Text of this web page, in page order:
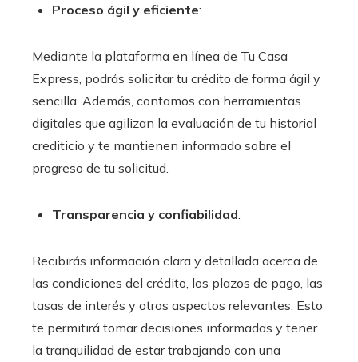
Proceso ágil y eficiente:
Mediante la plataforma en línea de Tu Casa
Express, podrás solicitar tu crédito de forma ágil y
sencilla. Además, contamos con herramientas
digitales que agilizan la evaluación de tu historial
crediticio y te mantienen informado sobre el
progreso de tu solicitud.
Transparencia y confiabilidad:
Recibirás información clara y detallada acerca de
las condiciones del crédito, los plazos de pago, las
tasas de interés y otros aspectos relevantes. Esto
te permitirá tomar decisiones informadas y tener
la tranquilidad de estar trabajando con una